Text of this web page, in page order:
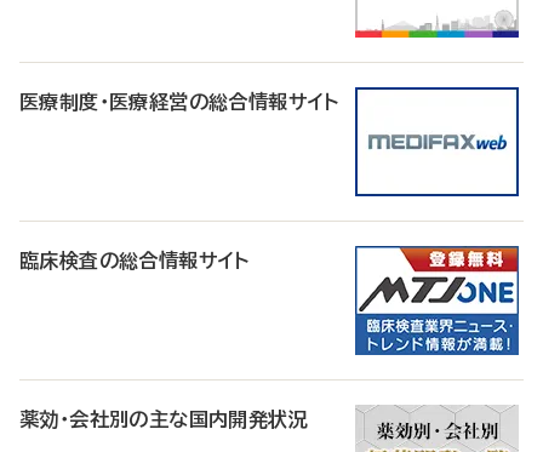
医療制度・医療経営の総合情報サイト
臨床検査の総合情報サイト
薬効・会社別の主な国内開発状況